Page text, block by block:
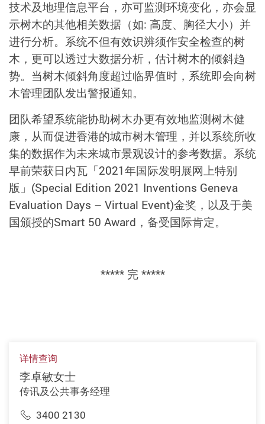
技术及地理信息平台，亦可监测环境变化，亦会显
示树木的其他相关数据（如: 高度、胸径大小）并
进行分析。系统不但有效识辨须作安全检查的树
木，更可以透过大数据分析，估计树木的倾斜趋
势。当树木倾斜角度超过临界值时，系统即会向树
木管理团队发出警报通知。
团队希望系统能协助树木办更有效地监测树木健
康，从而促进香港的城市树木管理，并以系统所收
集的数据作为未来城市景观设计的参考数据。系统
早前荣获日内瓦「2021年国际发明展网上特别
版」(Special Edition 2021 Inventions Geneva
Evaluation Days – Virtual Event)金奖，以及于美
国颁授的Smart 50 Award，备受国际肯定。
***** 完 *****
详情查询
李卓敏女士
传讯及公共事务经理
3400 2130